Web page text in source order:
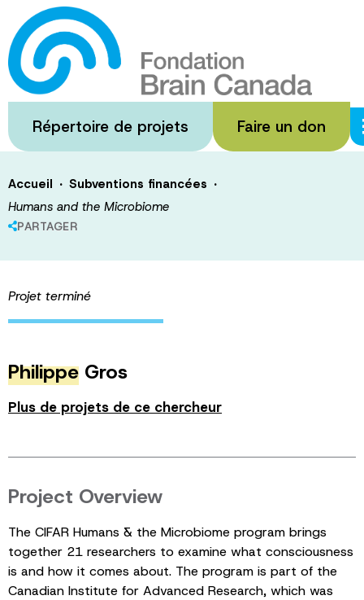
Passer
au
contenu
principal
Répertoire de projets Faire un don
Humans and
the Microbiome
Accueil · Subventions financées ·
Humans and the Microbiome
PARTAGER
Projet terminé
Philippe Gros
Plus de projets de ce chercheur
Project Overview
The CIFAR Humans & the Microbiome program brings
together 21 researchers to examine what consciousness
is and how it comes about. The program is part of the
Canadian Institute for Advanced Research, which was